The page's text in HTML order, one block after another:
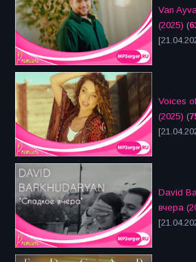
Van
(2025) (
Voices
(2025) (
David
вчера